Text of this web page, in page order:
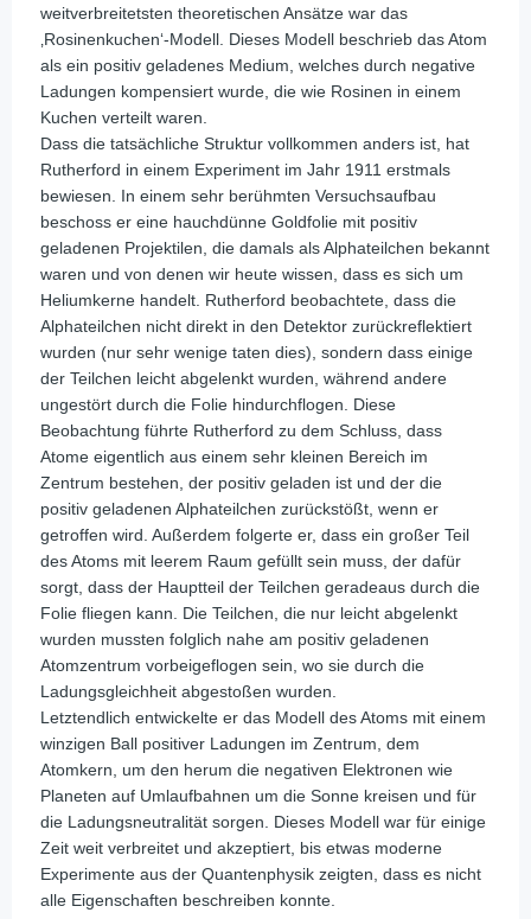
weitverbreitetsten theoretischen Ansätze war das
‚Rosinenkuchen‘-Modell. Dieses Modell beschrieb das Atom
als ein positiv geladenes Medium, welches durch negative
Ladungen kompensiert wurde, die wie Rosinen in einem
Kuchen verteilt waren.
Dass die tatsächliche Struktur vollkommen anders ist, hat
Rutherford in einem Experiment im Jahr 1911 erstmals
bewiesen. In einem sehr berühmten Versuchsaufbau
beschoss er eine hauchdünne Goldfolie mit positiv
geladenen Projektilen, die damals als Alphateilchen bekannt
waren und von denen wir heute wissen, dass es sich um
Heliumkerne handelt. Rutherford beobachtete, dass die
Alphateilchen nicht direkt in den Detektor zurückreflektiert
wurden (nur sehr wenige taten dies), sondern dass einige
der Teilchen leicht abgelenkt wurden, während andere
ungestört durch die Folie hindurchflogen. Diese
Beobachtung führte Rutherford zu dem Schluss, dass
Atome eigentlich aus einem sehr kleinen Bereich im
Zentrum bestehen, der positiv geladen ist und der die
positiv geladenen Alphateilchen zurückstößt, wenn er
getroffen wird. Außerdem folgerte er, dass ein großer Teil
des Atoms mit leerem Raum gefüllt sein muss, der dafür
sorgt, dass der Hauptteil der Teilchen geradeaus durch die
Folie fliegen kann. Die Teilchen, die nur leicht abgelenkt
wurden mussten folglich nahe am positiv geladenen
Atomzentrum vorbeigeflogen sein, wo sie durch die
Ladungsgleichheit abgestoßen wurden.
Letztendlich entwickelte er das Modell des Atoms mit einem
winzigen Ball positiver Ladungen im Zentrum, dem
Atomkern, um den herum die negativen Elektronen wie
Planeten auf Umlaufbahnen um die Sonne kreisen und für
die Ladungsneutralität sorgen. Dieses Modell war für einige
Zeit weit verbreitet und akzeptiert, bis etwas moderne
Experimente aus der Quantenphysik zeigten, dass es nicht
alle Eigenschaften beschreiben konnte.